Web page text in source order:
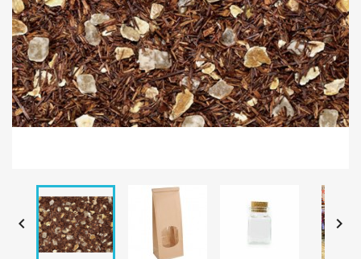
 